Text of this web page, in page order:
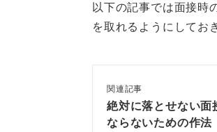
もし指定された
をかけるのでは
企業の方も面接の
された時間の10分
所で待機するのが
以下の記事では面接時
を取れるようにしてお
関連記事
絶対に落とせない面
ならないための作法